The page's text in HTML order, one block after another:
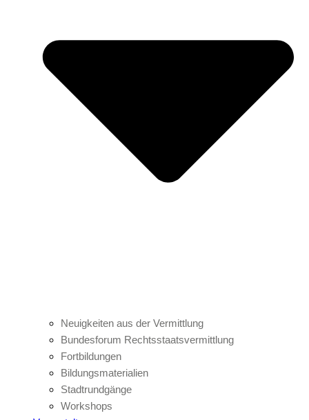
Neuigkeiten aus der Vermittlung
Bundesforum Rechtsstaatsvermittlung
Fortbildungen
Bildungsmaterialien
Stadtrundgänge
Workshops